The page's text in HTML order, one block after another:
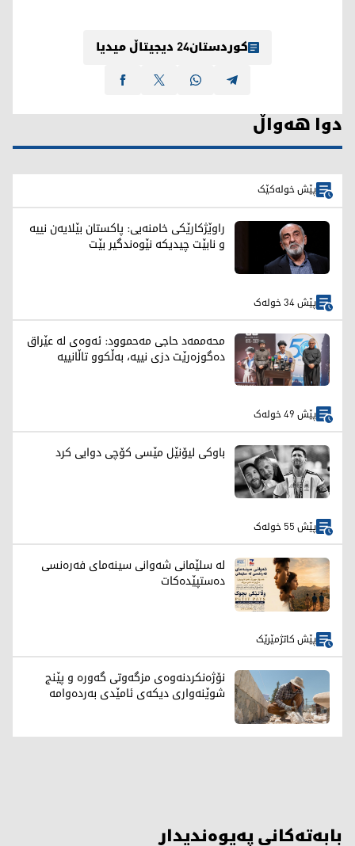
کوردستان24 دیجیتاڵ میدیا
دوا هەواڵ
پێش خولەکێک
راوێژکارێکی خامنەیی: پاکستان بێلایەن نییە
و نابێت چیدیکە نێوەندگیر بێت
پێش 34 خولەک
محەممەد حاجی مەحموود: ئەوەی لە عێراق
دەگوزەرێت دزی نییە، بەڵکوو تاڵانییە
پێش 49 خولەک
باوکی لیۆنێل مێسی کۆچی دوایی کرد
پێش 55 خولەک
لە سلێمانی شەوانی سینەمای فەرەنسی
دەستپێدەکات
پێش کاتژمێرێک
نۆژەنکردنەوەی مزگەوتی گەورە و پێنج
شوێنەواری دیکەی ئامێدی بەردەوامە
بابەتەکانی پەیوەندیدار